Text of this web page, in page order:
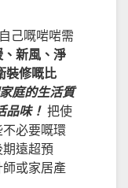
己嘅啱啱需
新風、淨
裝修嘅比
庭的生活質
品味！ 把使
必要嘅環
遠超預
或家居產